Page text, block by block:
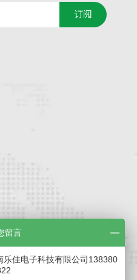
订阅
留言
乐佳电子科技有限公司138380